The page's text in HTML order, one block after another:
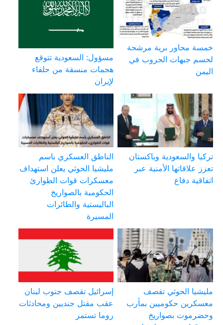
خمسة محاور برية مرشحة
لحسم جبهات الحروب في
اليمن
مسؤول: السعودية تتوقع
هجمات منسقة من حلفاء
لإيران
تركيا والسعودية وباكستان
تعزز علاقاتها الأمنية عبر
اتفاقية دفاع
الناطق العسكري باسم
مليشيا الحوثي يعلن استهداف
معسكرات قوات الطوارئ
الحكومية بالصواريخ
الباليستية والطائرات
المسيرة
مليشيا الحوثي تقصف
معسكرين حكوميين بمأرب
وحضرموت بصواريخ
إسرائيل تقصف جنوب لبنان
عقب مقتل جنديين ومحادثات
روما تستمر